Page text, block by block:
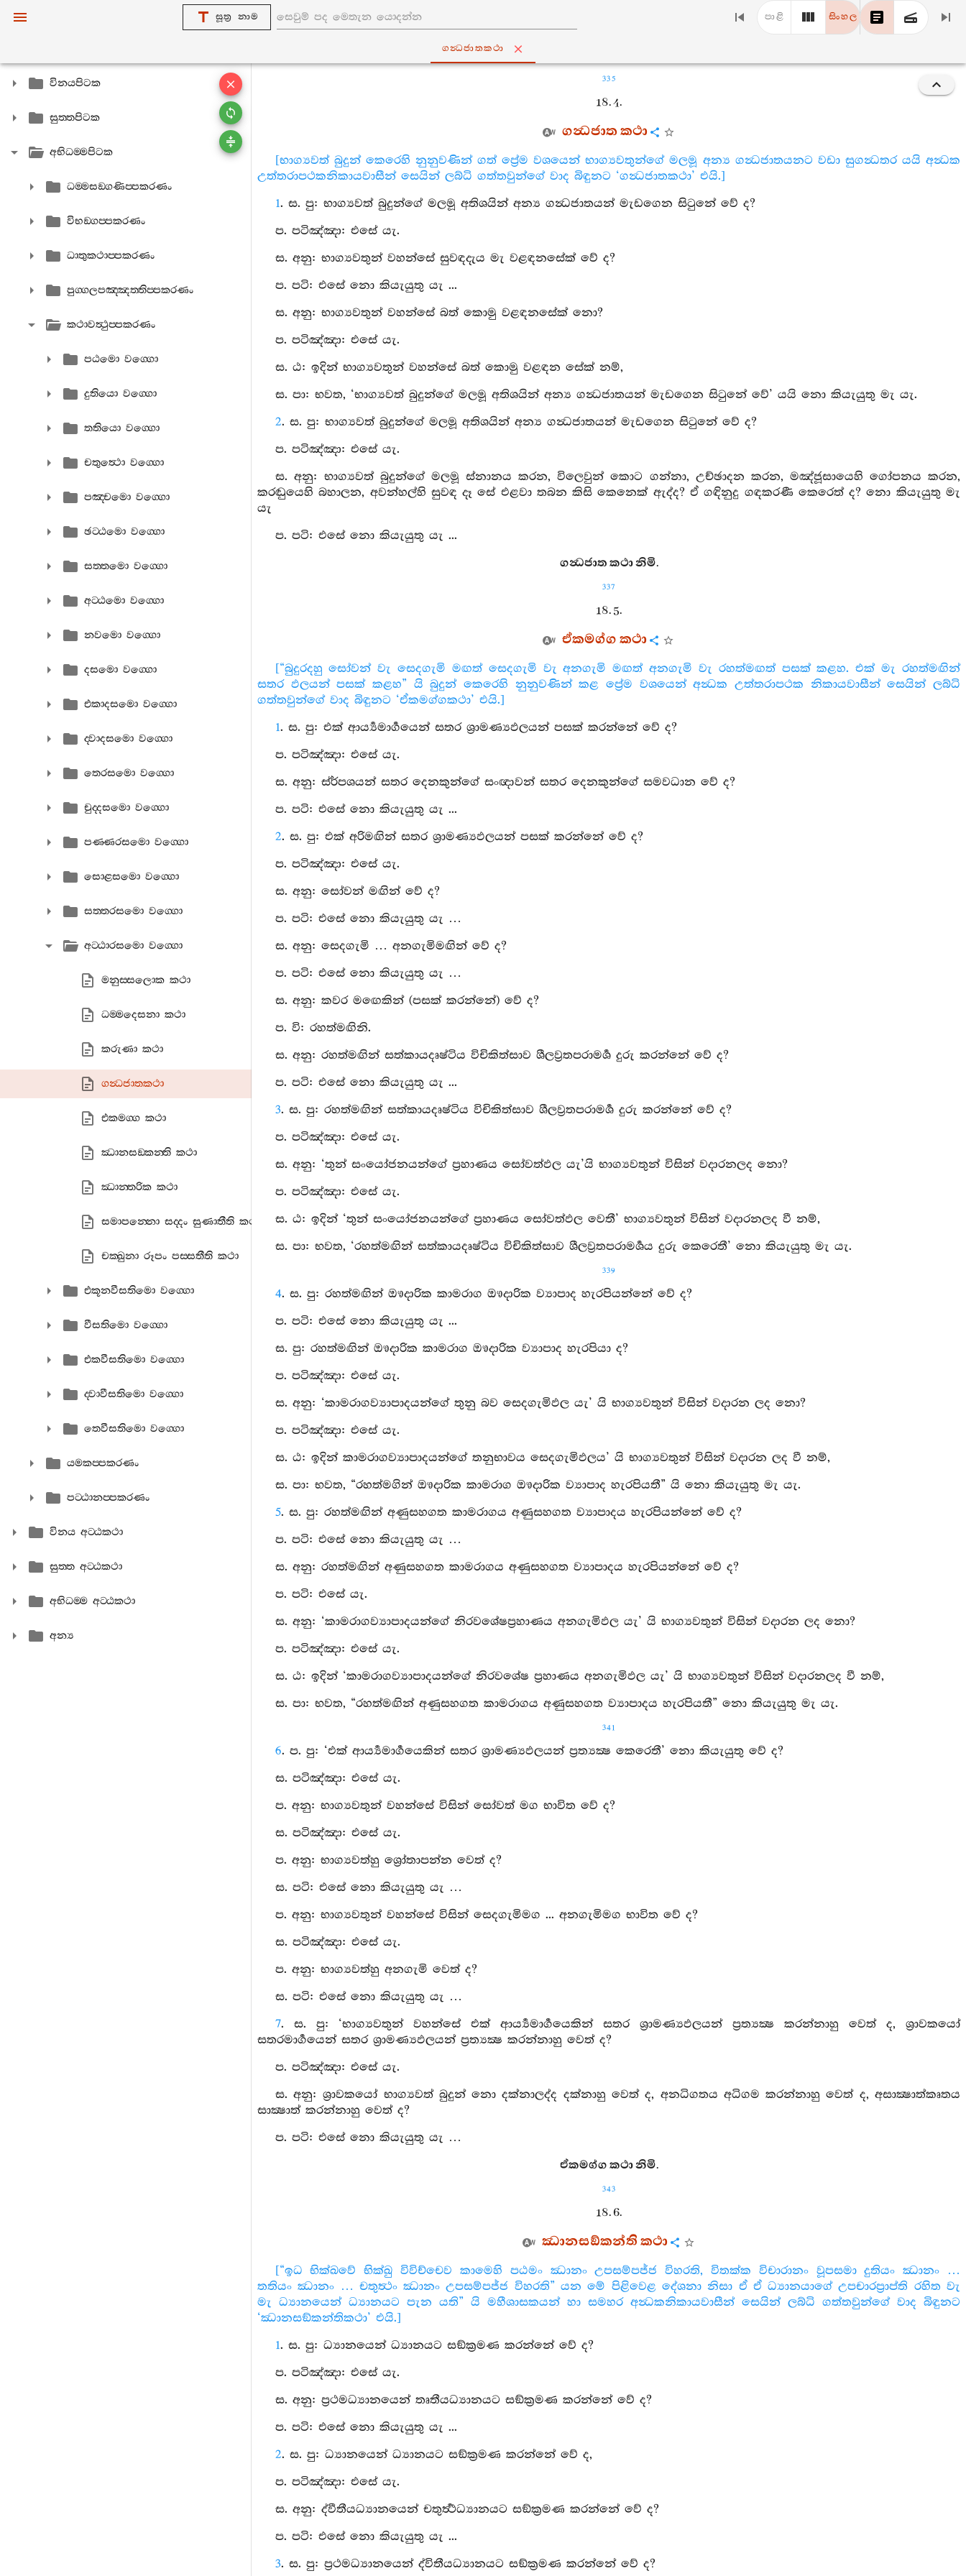
සූත්‍ර නාම පාළි සිංහල
ගන්‍ධජාතකථා
විනයපිටක
සුත‍්තපිටක
අභිධම‍්මපිටක
ධම‍්මසඞ‍්ගණිප‍්පකරණං
විභඞ‍්ගප‍්පකරණං
ධාතුකථාප‍්පකරණං
පුග‍්ගලපඤ‍්ඤත‍්තිප‍්පකරණං
කථාවත්‍ථුප‍්පකරණං
පඨමො වග‍්ගො
දුතියො වග‍්ගො
තතියො වග‍්ගො
චතුත්‍ථො වග‍්ගො
පඤ‍්චමො වග‍්ගො
ඡට‍්ඨමො වග‍්ගො
සත‍්තමො වග‍්ගො
අට‍්ඨමො වග‍්ගො
නවමො වග‍්ගො
දසමො වග‍්ගො
එකාදසමො වග‍්ගො
ද‍්වාදසමො වග‍්ගො
තෙරසමො වග‍්ගො
චුද‍්දසමො වග‍්ගො
පණ‍්ණරසමො වග‍්ගො
සොළසමො වග‍්ගො
සත‍්තරසමො වග‍්ගො
අට‍්ඨාරසමො වග‍්ගො
මනුස‍්සලොක කථා
ධම‍්මදෙසනා කථා
කරුණා කථා
ගන්‍ධජාතකථා
එකමග‍්ග කථා
ඣානසඞ‍්කන‍්ති කථා
ඣාන‍්තරික කථා
සමාපන‍්නො සද‍්දං සුණාතීති කථා
චක‍්ඛුනා රූපං පස‍්සතීති කථා
එකූනවීසතිමො වග‍්ගො
වීසතිමො වග‍්ගො
එකවීසතිමො වග‍්ගො
ද‍්වාවීසතිමො වග‍්ගො
තෙවීසතිමො වග‍්ගො
යමකප‍්පකරණං
පට‍්ඨානප‍්පකරණං
විනය අට‍්ඨකථා
සුත‍්ත අට‍්ඨකථා
අභිධම‍්ම අට‍්ඨකථා
අන්‍ය
335
18. 4.
ගන්‍ධජාත කථා
[භාග්‍යවත් බුදුන් කෙරෙහි නුනුවණින් ගත් ප්‍රේම වශයෙන් භාග්‍යවතුන්ගේ මලමූ අන්‍ය ගන්‍ධජාතයනට වඩා සුගන්‍ධතර යයි අන්‍ධක
උත්තරාපථකනිකායවාසීන් සෙයින් ලබ්ධි ගත්තවුන්ගේ වාද බිඳුනට ‘ගන්‍ධජාතකථා’ එයි.]
1. ස. පු: භාග්‍යවත් බුදුන්ගේ මලමූ අතිශයින් අන්‍ය ගන්‍ධජාතයන් මැඩගෙන සිටුනේ වේ ද?
ප. පටිඤ්‍ඤා: එසේ යැ.
ස. අනු: භාග්‍යවතුන් වහන්සේ සුවඳදැය මැ වළඳනසේක් වේ ද?
ප. පටි: එසේ නො කියැයුතු යැ ...
ස. අනු: භාග්‍යවතුන් වහන්සේ බත් කොමු වළඳනසේක් නො?
ප. පටිඤ්‍ඤා: එසේ යැ.
ස. ඨ: ඉදින් භාග්‍යවතුන් වහන්සේ බත් කොමු වළඳන සේක් නම්,
ස. පා: භවත, ‘භාග්‍යවත් බුදුන්ගේ මලමූ අතිශයින් අන්‍ය ගන්‍ධජාතයන් මැඩගෙන සිටුනේ වේ’ යයි නො කියැයුතු මැ යැ.
2. ස. පු: භාග්‍යවත් බුදුන්ගේ මලමූ අතිශයින් අන්‍ය ගන්‍ධජාතයන් මැඩගෙන සිටුනේ වේ ද?
ප. පටිඤ්‍ඤා: එසේ යැ.
ස. අනු: භාග්‍යවත් බුදුන්ගේ මලමූ ස්නානය කරන, විලෙවුන් කොට ගන්නා, උච්ඡාදන කරන, මඤ්ජූසායෙහි ගෝපනය කරන,
කරඬුයෙහි බහාලන, අවන්හල්හි සුවඳ දෑ සේ එළවා තබන කිසි කෙනෙක් ඇද්ද? ඒ ගඳිනුදු ගඳකරණී කෙරෙත් ද? නො කියැයුතු මැ
යැ
ප. පටි: එසේ නො කියැයුතු යැ ...
ගන්‍ධජාත කථා නිමි.
337
18. 5.
ඒකමග්ග කථා
[“බුදුරදහු සෝවන් වැ සෙදගැමි මඟත් සෙදගැමි වැ අනගැමි මඟත් අනගැමි වැ රහත්මඟත් පසක් කළහ. එක් මැ රහත්මඟින්
සතර ඵලයන් පසක් කළහ” යි බුදුන් කෙරෙහි නුනුවණින් කළ ප්‍රේම වශයෙන් අන්‍ධක උත්තරාපථක නිකායවාසීන් සෙයින් ලබ්ධි
ගත්තවුන්ගේ වාද බිඳුනට ‘ඒකමග්ගකථා’ එයි.]
1. ස. පු: එක් ආර්‍ය්‍යමාර්‍ගයෙන් සතර ශ්‍රාමණ්‍යඵලයන් පසක් කරන්නේ වේ ද?
ප. පටිඤ්‍ඤා: එසේ යැ.
ස. අනු: ස්ර්‍පශයන් සතර දෙනකුන්ගේ සංඥාවන් සතර දෙනකුන්ගේ සමවධාන වේ ද?
ප. පටි: එසේ නො කියැයුතු යැ ...
2. ස. පු: එක් අරිමඟින් සතර ශ්‍රාමණ්‍යඵලයන් පසක් කරන්නේ වේ ද?
ප. පටිඤ්‍ඤා: එසේ යැ.
ස. අනු: සෝවන් මඟින් වේ ද?
ප. පටි: එසේ නො කියැයුතු යැ …
ස. අනු: සෙදගැමි … අනගැමිමඟින් වේ ද?
ප. පටි: එසේ නො කියැයුතු යැ …
ස. අනු: කවර මඟෙකින් (පසක් කරන්නේ) වේ ද?
ප. වි: රහත්මඟිනි.
ස. අනු: රහත්මඟින් සත්කායදෘෂ්ටිය විචිකිත්සාව ශීලව්‍රතපරාමර්‍ශ දුරු කරන්නේ වේ ද?
ප. පටි: එසේ නො කියැයුතු යැ ...
3. ස. පු: රහත්මඟින් සත්කායදෘෂ්ටිය විචිකිත්සාව ශීලව්‍රතපරාමර්‍ශ දුරු කරන්නේ වේ ද?
ප. පටිඤ්‍ඤා: එසේ යැ.
ස. අනු: ‘තුන් සංයෝජනයන්ගේ ප්‍රහාණය සෝවත්ඵල යැ’යි භාග්‍යවතුන් විසින් වදාරනලද නො?
ප. පටිඤ්‍ඤා: එසේ යැ.
ස. ඨ: ඉදින් ‘තුන් සංයෝජනයන්ගේ ප්‍රහාණය සෝවත්ඵල වෙතී’ භාග්‍යවතුන් විසින් වදාරනලද වී නම්,
ස. පා: භවත, ‘රහත්මඟින් සත්කායදෘෂ්ටිය විචිකිත්සාව ශීලව්‍රතපරාමර්‍ශය දුරු කෙරෙතී’ නො කියැයුතු මැ යැ.
339
4. ස. පු: රහත්මඟින් ඔෳදාරික කාමරාග ඔෳදාරික ව්‍යාපාද හැරපියන්නේ වේ ද?
ප. පටි: එසේ නො කියැයුතු යැ ...
ස. පු: රහත්මඟින් ඔෳදාරික කාමරාග ඔෳදාරික ව්‍යාපාද හැරපියා ද?
ප. පටිඤ්‍ඤා: එසේ යැ.
ස. අනු: ‘කාමරාගව්‍යාපාදයන්ගේ තුනු බව සෙදගැමිඵල යැ’ යි භාග්‍යවතුන් විසින් වදාරන ලද නො?
ප. පටිඤ්‍ඤා: එසේ යැ.
ස. ඨ: ඉදින් කාමරාගව්‍යාපාදයන්ගේ තනුභාවය සෙදගැමිඵලය’ යි භාග්‍යවතුන් විසින් වදාරන ලද වී නම්,
ස. පා: භවත, “රහත්මගින් ඔෳදාරික කාමරාග ඔෳදාරික ව්‍යාපාද හැරපියතී” යි නො කියැයුතු මැ යැ.
5. ස. පු: රහත්මඟින් අණුසහගත කාමරාගය අණුසහගත ව්‍යාපාදය හැරපියන්නේ වේ ද?
ප. පටි: එසේ නො කියැයුතු යැ …
ස. අනු: රහත්මඟින් අණුසහගත කාමරාගය අණුසහගත ව්‍යාපාදය හැරපියන්නේ වේ ද?
ප. පටි: එසේ යැ.
ස. අනු: ‘කාමරාගව්‍යාපාදයන්ගේ නිරවශේෂප්‍රහාණය අනගැමිඵල යැ’ යි භාග්‍යවතුන් විසින් වදාරන ලද නො?
ප. පටිඤ්‍ඤා: එසේ යැ.
ස. ඨ: ඉදින් ‘කාමරාගව්‍යාපාදයන්ගේ නිරවශේෂ ප්‍රහාණය අනගැමිඵල යැ’ යි භාග්‍යවතුන් විසින් වදාරනලද වී නම්,
ස. පා: භවත, “රහත්මඟින් අණුසහගත කාමරාගය අණුසහගත ව්‍යාපාදය හැරපියතී” නො කියැයුතු මැ යැ.
341
6. ප. පු: ‘එක් ආර්‍ය්‍යමාර්‍ගයෙකින් සතර ශ්‍රාමණ්‍යඵලයන් ප්‍රත්‍යක්‍ෂ කෙරෙතී’ නො කියැයුතු වේ ද?
ස. පටිඤ්‍ඤා: එසේ යැ.
ප. අනු: භාග්‍යවතුන් වහන්සේ විසින් සෝවත් මග භාවිත වේ ද?
ස. පටිඤ්‍ඤා: එසේ යැ.
ප. අනු: භාග්‍යවත්හු ශ්‍රෝතාපන්න වෙත් ද?
ස. පටි: එසේ නො කියැයුතු යැ …
ප. අනු: භාග්‍යවතුන් වහන්සේ විසින් සෙදගැමිමග ... අනගැමිමග භාවිත වේ ද?
ස. පටිඤ්‍ඤා: එසේ යැ.
ප. අනු: භාග්‍යවත්හු අනගැමි වෙත් ද?
ස. පටි: එසේ නො කියැයුතු යැ …
7. ස. පු: ‘භාග්‍යවතුන් වහන්සේ එක් ආර්‍ය්‍යමාර්‍ගයෙකින් සතර ශ්‍රාමණ්‍යඵලයන් ප්‍රත්‍යක්‍ෂ කරන්නාහු වෙත් ද, ශ්‍රාවකයෝ
සතරමාර්‍ගයෙන් සතර ශ්‍රාමණ්‍යඵලයන් ප්‍රත්‍යක්‍ෂ කරන්නාහු වෙත් ද?
ප. පටිඤ්‍ඤා: එසේ යැ.
ස. අනු: ශ්‍රාවකයෝ භාග්‍යවත් බුදුන් නො දක්නාලද්ද දක්නාහු වෙත් ද, අනධිගතය අධිගම කරන්නාහු වෙත් ද, අසාක්‍ෂාත්කෘතය
සාක්‍ෂාත් කරන්නාහු වෙත් ද?
ප. පටි: එසේ නො කියැයුතු යැ …
ඒකමග්ග කථා නිමි.
343
18. 6.
ඣානසඞ්කන්ති කථා
[“ඉධ භික්ඛවේ භික්ඛු විවිච්චෙව කාමෙහි පඨමං ඣානං උපසම්පජ්ජ විහරති, විතක්ක විචාරානං වූපසමා දුතියං ඣානං …
තතියං ඣානං … චතුත්‍ථං ඣානං උපසම්පජ්ජ විහරති” යන මේ පිළිවෙළ දේශනා නිසා ඒ ඒ ධ්‍යානයාගේ උපචාරප්‍රාප්ති රහිත වැ
මැ ධ්‍යානයෙන් ධ්‍යානයට පැන යති” යි මහීශාසකයන් හා සමහර අන්‍ධකනිකායවාසීන් සෙයින් ලබ්ධි ගත්තවුන්ගේ වාද බිඳුනට
‘ඣානසඞ්කන්තිකථා’ එයි.]
1. ස. පු: ධ්‍යානයෙන් ධ්‍යානයට සඞ්ක්‍රමණ කරන්නේ වේ ද?
ප. පටිඤ්‍ඤා: එසේ යැ.
ස. අනු: ප්‍රථමධ්‍යානයෙන් තෘතීයධ්‍යානයට සඞ්ක්‍රමණ කරන්නේ වේ ද?
ප. පටි: එසේ නො කියැයුතු යැ ...
2. ස. පු: ධ්‍යානයෙන් ධ්‍යානයට සඞ්ක්‍රමණ කරන්නේ වේ ද,
ප. පටිඤ්‍ඤා: එසේ යැ.
ස. අනු: ද්වීතීයධ්‍යානයෙන් චතුර්‍ත්‍ථධ්‍යානයට සඞ්ක්‍රමණ කරන්නේ වේ ද?
ප. පටි: එසේ නො කියැයුතු යැ ...
3. ස. පු: ප්‍රථමධ්‍යානයෙන් ද්විතීයධ්‍යානයට සඞ්ක්‍රමණ කරන්නේ වේ ද?